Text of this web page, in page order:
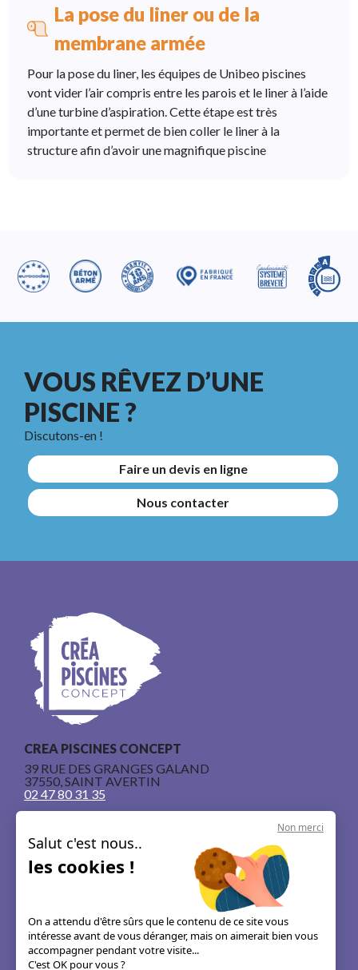
La pose du liner ou de la
membrane armée
Pour la pose du liner, les équipes de Unibeo piscines
vont vider l’air compris entre les parois et le liner à l’aide
d’une turbine d’aspiration. Cette étape est très
importante et permet de bien coller le liner à la
structure afin d’avoir une magnifique piscine
VOUS RÊVEZ D’UNE
PISCINE ?
Discutons-en !
Faire un devis en ligne
Nous contacter
CREA PISCINES CONCEPT
39 RUE DES GRANGES GALAND
37550, SAINT AVERTIN
02 47 80 31 35
Le concept
Les guides & astuces
Non merci
Salut c'est nous..
les cookies !
On a attendu d'être sûrs que le contenu de ce site vous
intéresse avant de vous déranger, mais on aimerait bien vous
accompagner pendant votre visite...
C'est OK pour vous ?